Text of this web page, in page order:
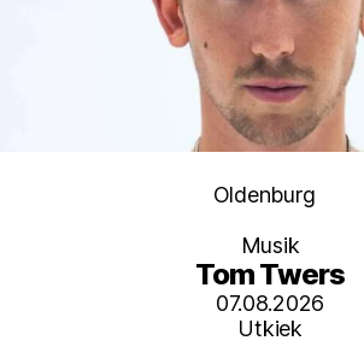
Kategorien
Oldenburg
Musik
Tom Twers
07.08.2026
Utkiek